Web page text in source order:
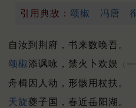
引用典故： 颂椒 冯唐
自汝到荆府，书来数唤吾。
颂椒添讽咏，禁火卜欢娱 （
舟楫因人动，形骸用杖扶。
天旋夔子国，春近岳阳湖。